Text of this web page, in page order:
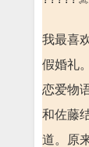
我最喜
假婚礼
恋爱物
和佐藤
道。原